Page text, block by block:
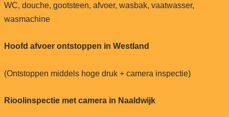
WC, douche, gootsteen, afvoer, wasbak, vaatwasser,
wasmachine
Hoofd afvoer ontstoppen in Westland
(Ontstoppen middels hoge druk + camera inspectie)
Rioolinspectie met camera in Naaldwijk